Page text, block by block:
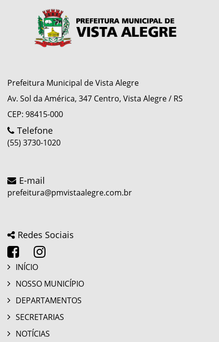
Prefeitura Municipal de Vista Alegre
Av. Sol da América, 347 Centro, Vista Alegre / RS
CEP: 98415-000
Telefone
(55) 3730-1020
E-mail
prefeitura@pmvistaalegre.com.br
Redes Sociais
INÍCIO
NOSSO MUNICÍPIO
DEPARTAMENTOS
SECRETARIAS
NOTÍCIAS